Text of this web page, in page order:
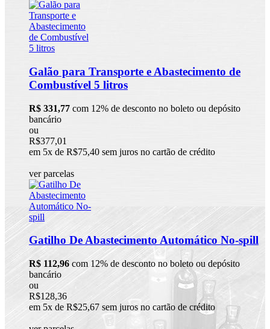
Galão para Transporte e Abastecimento de
Combustível 5 litros
R$ 331,77 com 12% de desconto no boleto ou depósito
bancário
ou
R$377,01
em 5x de R$75,40 sem juros no cartão de crédito
ver parcelas
Gatilho De Abastecimento Automático No-spill
R$ 112,96 com 12% de desconto no boleto ou depósito
bancário
ou
R$128,36
em 5x de R$25,67 sem juros no cartão de crédito